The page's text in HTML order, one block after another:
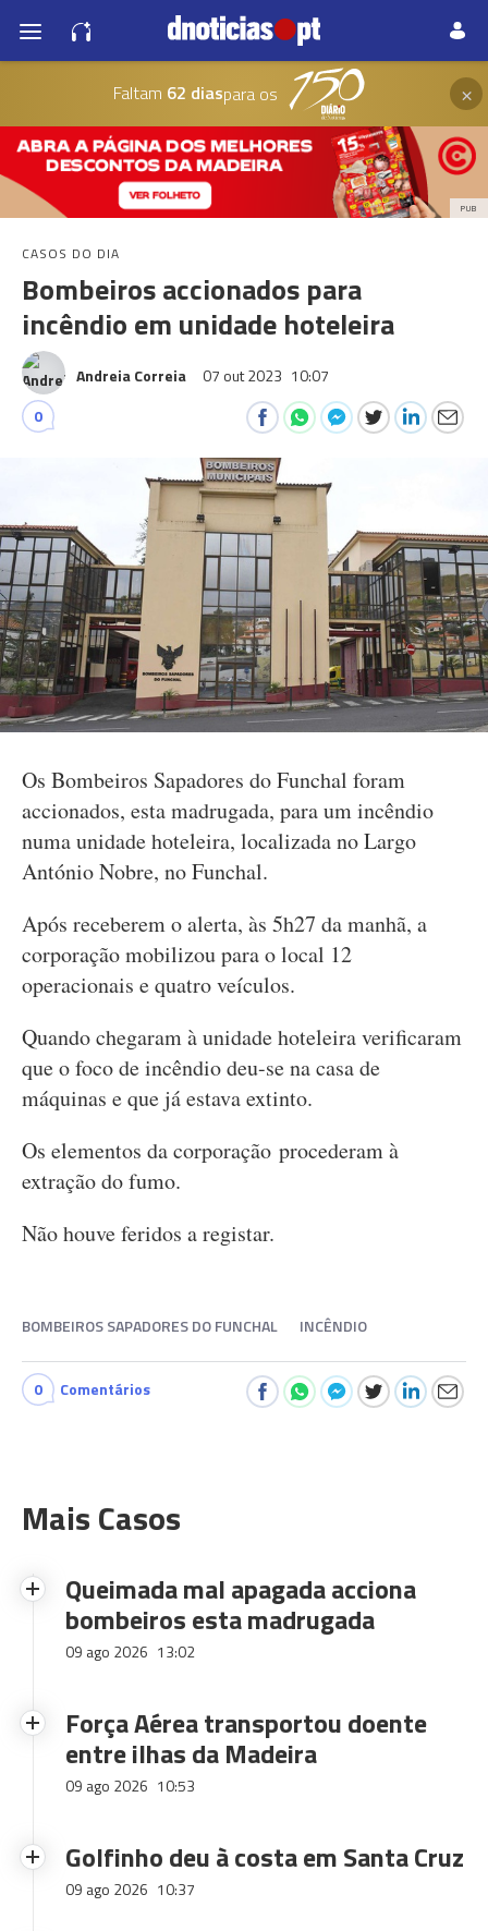
Faltam 62 diaspara os ×
PUB
CASOS DO DIA
Bombeiros accionados para
incêndio em unidade hoteleira
Andreia Correia 07 out 2023 10:07
0
Os Bombeiros Sapadores do Funchal foram
accionados, esta madrugada, para um incêndio
numa unidade hoteleira, localizada no Largo
António Nobre, no Funchal.
Após receberem o alerta, às 5h27 da manhã, a
corporação mobilizou para o local 12
operacionais e quatro veículos.
Quando chegaram à unidade hoteleira verificaram
que o foco de incêndio deu-se na casa de
máquinas e que já estava extinto.
Os elementos da corporação procederam à
extração do fumo.
Não houve feridos a registar.
BOMBEIROS SAPADORES DO FUNCHAL INCÊNDIO
0 Comentários
Mais Casos
Queimada mal apagada acciona
bombeiros esta madrugada
09 ago 2026 13:02
Força Aérea transportou doente
entre ilhas da Madeira
09 ago 2026 10:53
Golfinho deu à costa em Santa Cruz
09 ago 2026 10:37